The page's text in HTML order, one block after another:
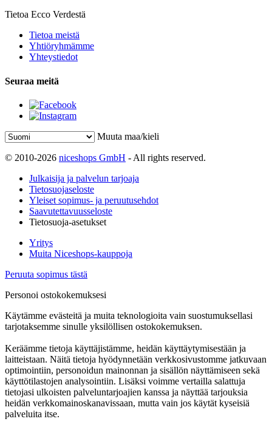
Tietoa Ecco Verdestä
Tietoa meistä
Yhtiöryhmämme
Yhteystiedot
Seuraa meitä
Muuta maa/kieli
© 2010-2026 niceshops GmbH - All rights reserved.
Julkaisija ja palvelun tarjoaja
Tietosuojaseloste
Yleiset sopimus- ja peruutusehdot
Saavutettavuusseloste
Tietosuoja-asetukset
Yritys
Muita Niceshops-kauppoja
Peruuta sopimus tästä
Personoi ostokokemuksesi
Käytämme evästeitä ja muita teknologioita vain suostumuksellasi
tarjotaksemme sinulle yksilöllisen ostokokemuksen.
Keräämme tietoja käyttäjistämme, heidän käyttäytymisestään ja
laitteistaan. Näitä tietoja hyödynnetään verkkosivustomme jatkuvaan
optimointiin, personoidun mainonnan ja sisällön näyttämiseen sekä
käyttötilastojen analysointiin. Lisäksi voimme vertailla salattuja
tietojasi ulkoisten palveluntarjoajien kanssa ja näyttää tarjouksia
heidän verkkomainoskanavissaan, mutta vain jos käytät kyseisiä
palveluita itse.